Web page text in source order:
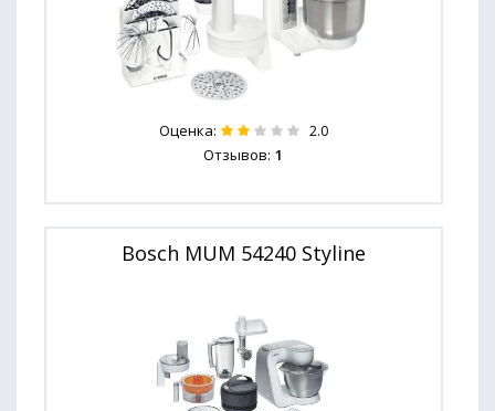
Оценка: 2.0
Отзывов: 1
Bosch MUM 54240 Styline